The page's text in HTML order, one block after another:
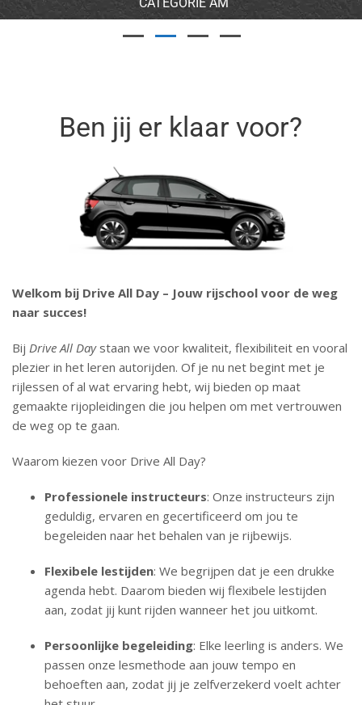
Ben jij er klaar voor?
Welkom bij Drive All Day – Jouw rijschool voor de weg
naar succes!
Bij Drive All Daystaan we voor kwaliteit, flexibiliteit en vooral
plezier in het leren autorijden. Of je nu net begint met je
rijlessen of al wat ervaring hebt, wij bieden op maat
gemaakte rijopleidingen die jou helpen om met vertrouwen
de weg op te gaan.
Waarom kiezen voor Drive All Day?
Professionele instructeurs: Onze instructeurs zijn
geduldig, ervaren en gecertificeerd om jou te
begeleiden naar het behalen van je rijbewijs.
Flexibele lestijden: We begrijpen dat je een drukke
agenda hebt. Daarom bieden wij flexibele lestijden
aan, zodat jij kunt rijden wanneer het jou uitkomt.
Persoonlijke begeleiding: Elke leerling is anders. We
passen onze lesmethode aan jouw tempo en
behoeften aan, zodat jij je zelfverzekerd voelt achter